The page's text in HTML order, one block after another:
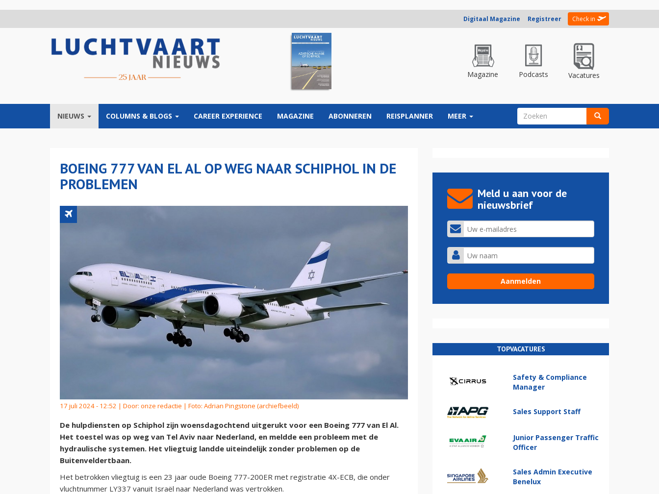
Digitaal Magazine Registreer Check in
Magazine Podcasts Vacatures
NIEUWS COLUMNS & BLOGS CAREER EXPERIENCE MAGAZINE ABONNEREN REISPLANNER MEER ZOEKVELD
BOEING 777 VAN EL AL OP WEG NAAR SCHIPHOL IN DE
PROBLEMEN
17 juli 2024 - 12:52 | Door: onze redactie | Foto: Adrian Pingstone (archiefbeeld)
De hulpdiensten op Schiphol zijn woensdagochtend uitgerukt voor een Boeing 777 van El Al.
Het toestel was op weg van Tel Aviv naar Nederland, en meldde een probleem met de
hydraulische systemen. Het vliegtuig landde uiteindelijk zonder problemen op de
Buitenveldertbaan.
Het betrokken vliegtuig is een 23 jaar oude Boeing 777-200ER met registratie 4X-ECB, die onder
vluchtnummer LY337 vanuit Israël naar Nederland was vertrokken.
Meld u aan voor de
nieuwsbrief
TOPVACATURES
Safety & Compliance
Manager
Sales Support Staff
Junior Passenger Traffic
Officer
Sales Admin Executive
Benelux